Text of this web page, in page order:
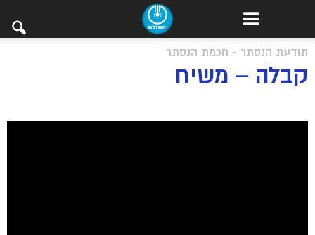
תודעת הנסתר - חכמת הנסתר
קבלה – משיח